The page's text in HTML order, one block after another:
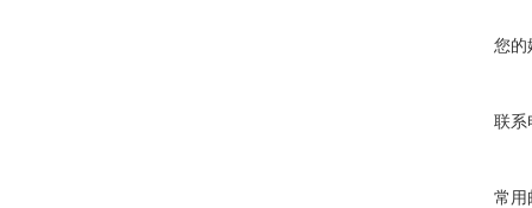
您的
联系
常用